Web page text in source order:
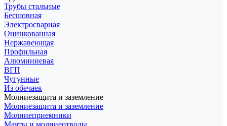
Трубы стальные
Бесшовная
Электросварная
Оцинкованная
Нержавеющая
Профильная
Алюминиевая
ВГП
Чугунные
Из обечаек
Молниезащита и заземление
Молниезащита и заземление
Молниеприемники
Мачты и молниеотводы